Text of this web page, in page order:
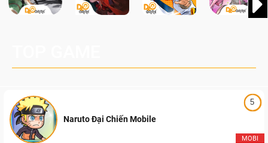
5
MOBI
Naruto Đại Chiến Mobile